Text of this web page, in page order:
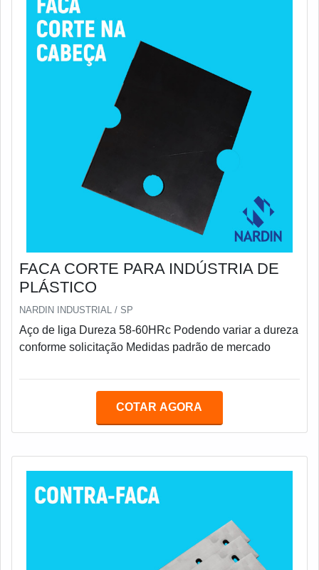
FACA CORTE PARA INDÚSTRIA DE
PLÁSTICO
NARDIN INDUSTRIAL / SP
Aço de liga Dureza 58-60HRc Podendo variar a dureza
conforme solicitação Medidas padrão de mercado
COTAR AGORA